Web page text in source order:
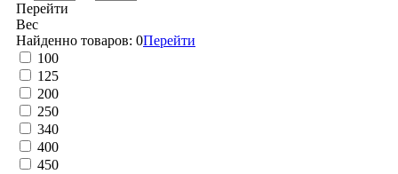
Перейти
Вес
Найденно товаров: 0Перейти
100
125
200
250
340
400
450